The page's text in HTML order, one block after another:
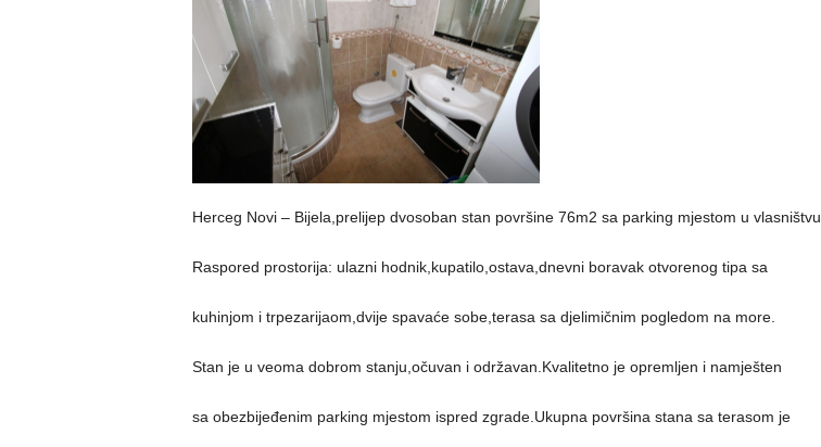
Herceg Novi – Bijela,prelijep dvosoban stan površine 76m2 sa parking mjestom u vlasništvu.
Raspored prostorija: ulazni hodnik,kupatilo,ostava,dnevni boravak otvorenog tipa sa
kuhinjom i trpezarijaom,dvije spavaće sobe,terasa sa djelimičnim pogledom na more.
Stan je u veoma dobrom stanju,očuvan i održavan.Kvalitetno je opremljen i namješten
sa obezbijeđenim parking mjestom ispred zgrade.Ukupna površina stana sa terasom je